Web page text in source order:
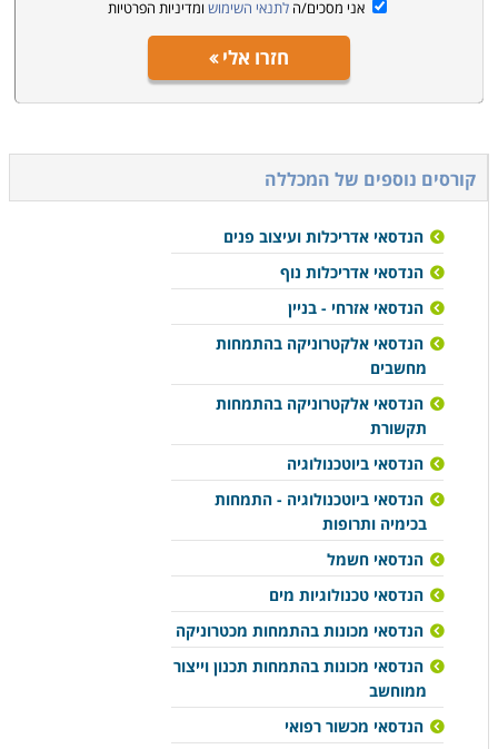
אני מסכים/ה לתנאי השימוש ומדיניות הפרטיות
חזרו אלי
קורסים נוספים של המכללה
הנדסאי אדריכלות ועיצוב פנים
הנדסאי אדריכלות נוף
הנדסאי אזרחי - בניין
הנדסאי אלקטרוניקה בהתמחות
מחשבים
הנדסאי אלקטרוניקה בהתמחות
תקשורת
הנדסאי ביוטכנולוגיה
הנדסאי ביוטכנולוגיה - התמחות
בכימיה ותרופות
הנדסאי חשמל
הנדסאי טכנולוגיות מים
הנדסאי מכונות בהתמחות מכטרוניקה
הנדסאי מכונות בהתמחות תכנון וייצור
ממוחשב
הנדסאי מכשור רפואי